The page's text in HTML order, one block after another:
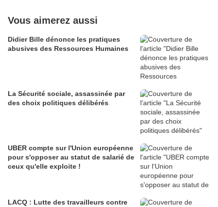
Vous aimerez aussi
Didier Bille dénonce les pratiques
abusives des Ressources Humaines
La Sécurité sociale, assassinée par
des choix politiques délibérés
UBER compte sur l'Union européenne
pour s'opposer au statut de salarié de
ceux qu'elle exploite !
LACQ : Lutte des travailleurs contre